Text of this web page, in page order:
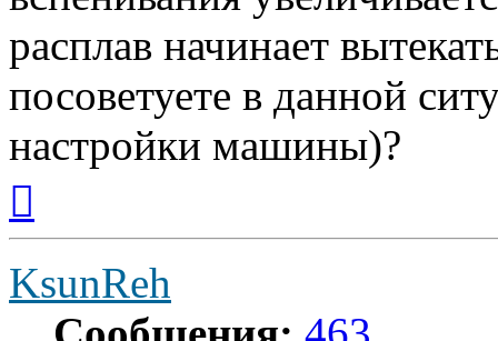
расплав начинает
посоветуете в данной
настройки машины)?
началу
KsunReh